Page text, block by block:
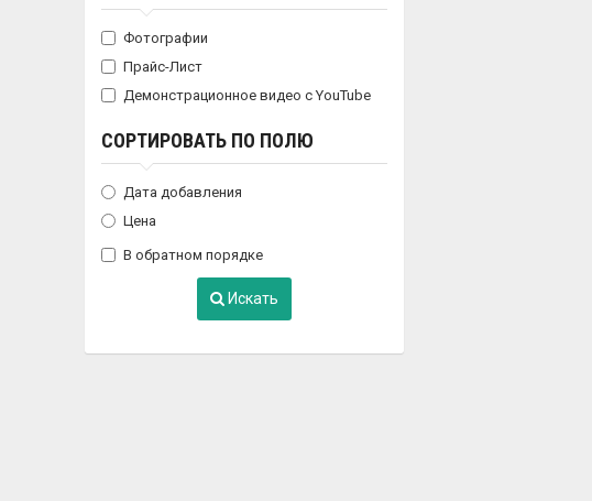
Фотографии
Прайс-Лист
Демонстрационное видео с YouTube
СОРТИРОВАТЬ ПО ПОЛЮ
Дата добавления
Цена
В обратном порядке
Искать